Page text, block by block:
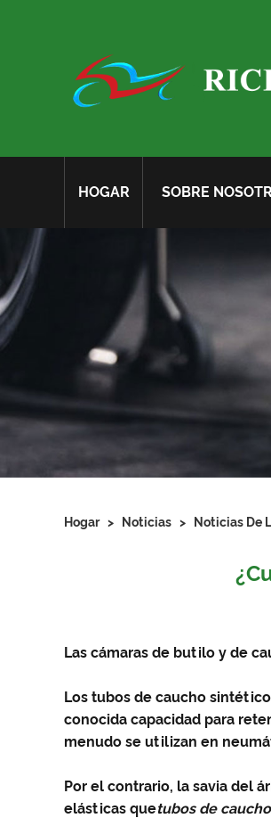
HOGAR SOBRE
Hogar > Noticias > Noticias De
Las cámaras de butilo y de
Los tubos de caucho
conocida capacidad para
menudo se utilizan en
Por el contrario, la savia del
elásticas quetubos de